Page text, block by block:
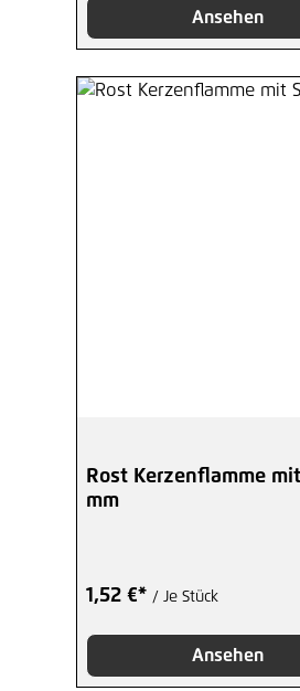
Ansehen
Rost Kerzenflamme
mm
1,52 €* / Je Stück
Ansehen